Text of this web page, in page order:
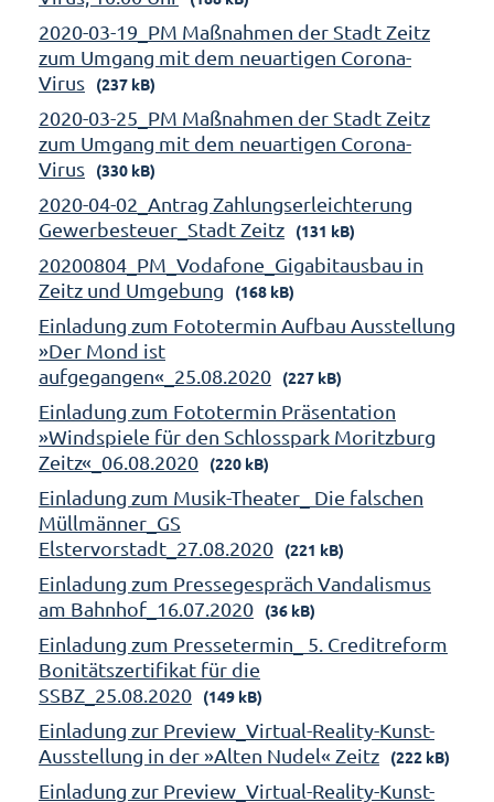
2020-03-19_PM Maßnahmen der Stadt Zeitz
zum Umgang mit dem neuartigen Corona-
Virus
(237 kB)
2020-03-25_PM Maßnahmen der Stadt Zeitz
zum Umgang mit dem neuartigen Corona-
Virus
(330 kB)
2020-04-02_Antrag Zahlungserleichterung
Gewerbesteuer_Stadt Zeitz
(131 kB)
20200804_PM_Vodafone_Gigabitausbau in
Zeitz und Umgebung
(168 kB)
Einladung zum Fototermin Aufbau Ausstellung
»Der Mond ist
aufgegangen«_25.08.2020
(227 kB)
Einladung zum Fototermin Präsentation
»Windspiele für den Schlosspark Moritzburg
Zeitz«_06.08.2020
(220 kB)
Einladung zum Musik-Theater_ Die falschen
Müllmänner_GS
Elstervorstadt_27.08.2020
(221 kB)
Einladung zum Pressegespräch Vandalismus
am Bahnhof_16.07.2020
(36 kB)
Einladung zum Pressetermin_ 5. Creditreform
Bonitätszertifikat für die
SSBZ_25.08.2020
(149 kB)
Einladung zur Preview_Virtual-Reality-Kunst-
Ausstellung in der »Alten Nudel« Zeitz
(222 kB)
Einladung zur Preview_Virtual-Reality-Kunst-